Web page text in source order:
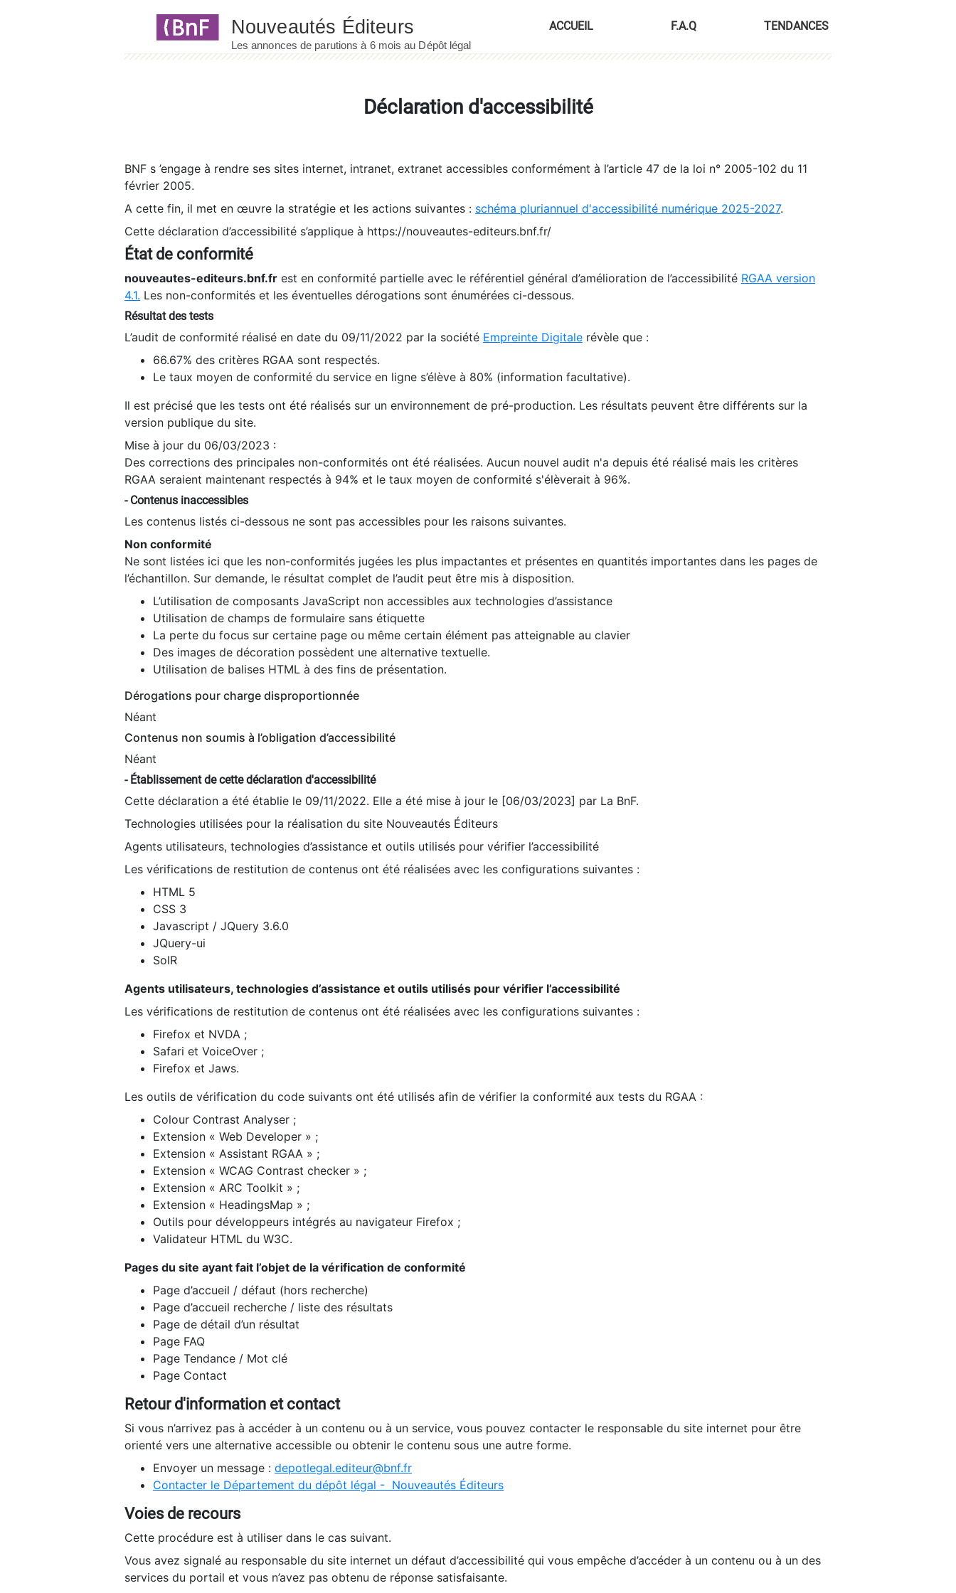
ACCUEIL F.A.Q TENDANCES
Déclaration d'accessibilité
BNF s ’engage à rendre ses sites internet, intranet, extranet accessibles conformément à l’article 47 de la loi n° 2005-102 du 11
février 2005.
A cette fin, il met en œuvre la stratégie et les actions suivantes : schéma pluriannuel d'accessibilité numérique 2025-2027.
Cette déclaration d’accessibilité s’applique à https://nouveautes-editeurs.bnf.fr/
État de conformité
nouveautes-editeurs.bnf.fr est en conformité partielle avec le référentiel général d’amélioration de l’accessibilité RGAA version
4.1. Les non-conformités et les éventuelles dérogations sont énumérées ci-dessous.
Résultat des tests
L’audit de conformité réalisé en date du 09/11/2022 par la société Empreinte Digitale révèle que :
66.67% des critères RGAA sont respectés.
Le taux moyen de conformité du service en ligne s’élève à 80% (information facultative).
Il est précisé que les tests ont été réalisés sur un environnement de pré-production. Les résultats peuvent être différents sur la
version publique du site.
Mise à jour du 06/03/2023 :
Des corrections des principales non-conformités ont été réalisées. Aucun nouvel audit n'a depuis été réalisé mais les critères
RGAA seraient maintenant respectés à 94% et le taux moyen de conformité s'élèverait à 96%.
- Contenus inaccessibles
Les contenus listés ci-dessous ne sont pas accessibles pour les raisons suivantes.
Non conformité
Ne sont listées ici que les non-conformités jugées les plus impactantes et présentes en quantités importantes dans les pages de
l’échantillon. Sur demande, le résultat complet de l’audit peut être mis à disposition.
L’utilisation de composants JavaScript non accessibles aux technologies d’assistance
Utilisation de champs de formulaire sans étiquette
La perte du focus sur certaine page ou même certain élément pas atteignable au clavier
Des images de décoration possèdent une alternative textuelle.
Utilisation de balises HTML à des fins de présentation.
Dérogations pour charge disproportionnée
Néant
Contenus non soumis à l’obligation d’accessibilité
Néant
- Établissement de cette déclaration d'accessibilité
Cette déclaration a été établie le 09/11/2022. Elle a été mise à jour le [06/03/2023] par La BnF.
Technologies utilisées pour la réalisation du site Nouveautés Éditeurs
Agents utilisateurs, technologies d’assistance et outils utilisés pour vérifier l’accessibilité
Les vérifications de restitution de contenus ont été réalisées avec les configurations suivantes :
HTML 5
CSS 3
Javascript / JQuery 3.6.0
JQuery-ui
SolR
Agents utilisateurs, technologies d’assistance et outils utilisés pour vérifier l’accessibilité
Les vérifications de restitution de contenus ont été réalisées avec les configurations suivantes :
Firefox et NVDA ;
Safari et VoiceOver ;
Firefox et Jaws.
Les outils de vérification du code suivants ont été utilisés afin de vérifier la conformité aux tests du RGAA :
Colour Contrast Analyser ;
Extension « Web Developer » ;
Extension « Assistant RGAA » ;
Extension « WCAG Contrast checker » ;
Extension « ARC Toolkit » ;
Extension « HeadingsMap » ;
Outils pour développeurs intégrés au navigateur Firefox ;
Validateur HTML du W3C.
Pages du site ayant fait l’objet de la vérification de conformité
Page d’accueil / défaut (hors recherche)
Page d’accueil recherche / liste des résultats
Page de détail d’un résultat
Page FAQ
Page Tendance / Mot clé
Page Contact
Retour d'information et contact
Si vous n’arrivez pas à accéder à un contenu ou à un service, vous pouvez contacter le responsable du site internet pour être
orienté vers une alternative accessible ou obtenir le contenu sous une autre forme.
Envoyer un message : depotlegal.editeur@bnf.fr
Contacter le Département du dépôt légal - Nouveautés Éditeurs
Voies de recours
Cette procédure est à utiliser dans le cas suivant.
Vous avez signalé au responsable du site internet un défaut d’accessibilité qui vous empêche d’accéder à un contenu ou à un des
services du portail et vous n’avez pas obtenu de réponse satisfaisante.